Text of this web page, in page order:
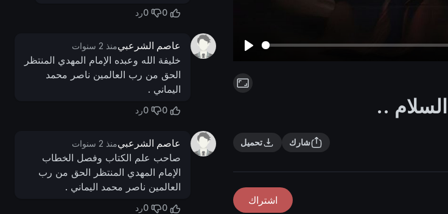
l
a
السلام ..
شارك تحميل
اشتراك
0
0رد
عاصم الشرعبيمنذ 2 سنوات
خليفة الله وعبده الإمام المهدي المنتظر
الحق من رب العالمين ناصر محمد
اليماني .
0
0رد
عاصم الشرعبيمنذ 2 سنوات
صاحب علم الكتاب وفصل الخطاب
الإمام المهدي المنتظر الحق من رب
العالمين ناصر محمد اليماني .
0
0رد